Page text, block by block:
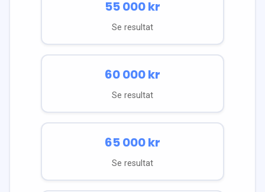
55 000kr
Se resultat
60 000kr
Se resultat
65 000kr
Se resultat